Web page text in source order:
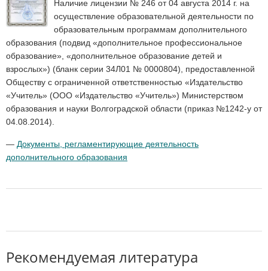
Наличие лицензии № 246 от 04 августа 2014 г. на
осуществление образовательной деятельности по
образовательным программам дополнительного
образования (подвид «дополнительное профессиональное
образование», «дополнительное образование детей и
взрослых») (бланк серии 34Л01 № 0000804), предоставленной
Обществу с ограниченной ответственностью «Издательство
«Учитель» (ООО «Издательство «Учитель») Министерством
образования и науки Волгоградской области (приказ №1242-у от
04.08.2014).
— Документы, регламентирующие деятельность
дополнительного образования
Рекомендуемая литература